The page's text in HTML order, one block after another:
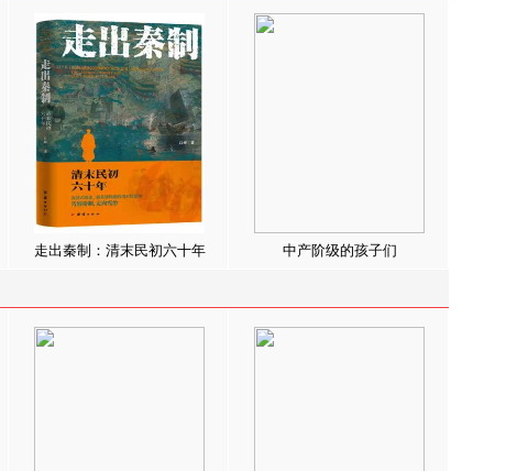
走出秦制：清末民初六十年 中产阶级的孩子们